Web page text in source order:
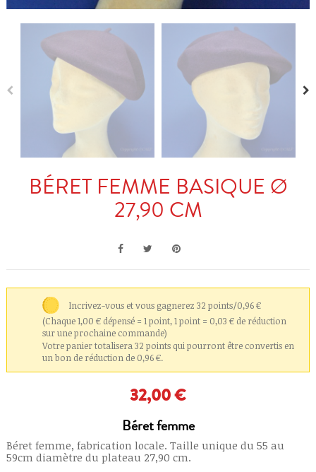
BÉRET FEMME BASIQUE Ø
27,90 CM
Incrivez-vous et vous gagnerez 32 points/0,96 €
(Chaque 1,00 € dépensé = 1 point, 1 point = 0,03 € de réduction
sur une prochaine commande)
Votre panier totalisera 32 points qui pourront être convertis en
un bon de réduction de 0,96 €.
32,00 €
Béret femme
Béret femme, fabrication locale. Taille unique du 55 au
59cm diamètre du plateau 27,90 cm.